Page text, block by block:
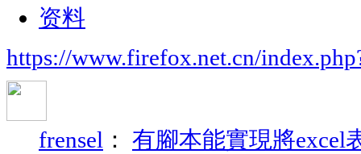
资料
https://www.firefox.net.cn/
frensel ： 有腳本能實現將excel